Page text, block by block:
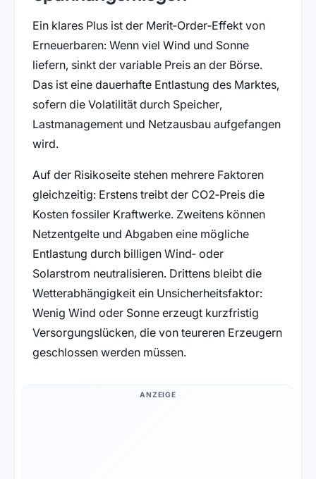
Ein klares Plus ist der Merit‑Order‑Effekt von
Erneuerbaren: Wenn viel Wind und Sonne
liefern, sinkt der variable Preis an der Börse.
Das ist eine dauerhafte Entlastung des Marktes,
sofern die Volatilität durch Speicher,
Lastmanagement und Netzausbau aufgefangen
wird.
Auf der Risikoseite stehen mehrere Faktoren
gleichzeitig: Erstens treibt der CO2‑Preis die
Kosten fossiler Kraftwerke. Zweitens können
Netzentgelte und Abgaben eine mögliche
Entlastung durch billigen Wind‑ oder
Solarstrom neutralisieren. Drittens bleibt die
Wetterabhängigkeit ein Unsicherheitsfaktor:
Wenig Wind oder Sonne erzeugt kurzfristig
Versorgungslücken, die von teureren Erzeugern
geschlossen werden müssen.
ANZEIGE